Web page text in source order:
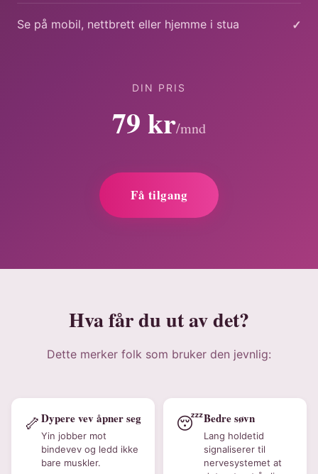
Se på mobil, nettbrett eller hjemme i stua ✓
DIN PRIS
79 kr/mnd
Få tilgang
Hva får du ut av det?
Dette merker folk som bruker den jevnlig:
🦴Dypere vev åpner seg
Yin jobber mot
bindevev og ledd ikke
bare muskler.
😴Bedre søvn
Lang holdetid
signaliserer til
nervesystemet at